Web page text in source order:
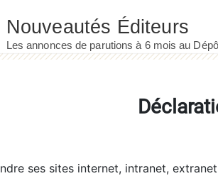
ses sites internet, intranet,